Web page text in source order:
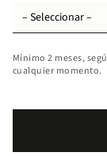
Mínimo 2 meses,
cualquier momento.